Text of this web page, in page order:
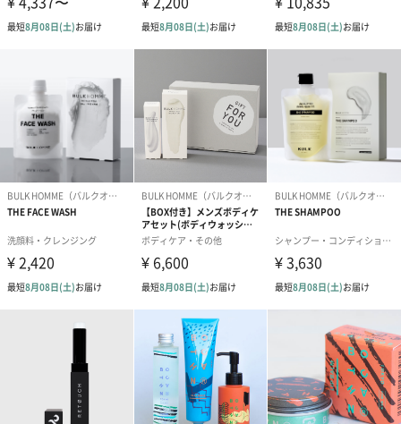
本で全身のボディケアができる。
その秘密は、使い方を変えることにより、クリームが抱える水分
量が変わると、付け心地や保湿感が大きく変わる特殊処方です。
そのまま付けたときの濃厚な保湿感と、濡れた状態で使ったとき
にクリームが水分を含むことによるやや軽めの保湿感を両立させ
ることに成功しました。
体は場所によって乾燥の度合いが違います。場所や好みに合わせ
て、濃厚な保湿にも、さらっと保湿も、どちらにでも対応できる
ことで、適切な保湿感を選んで使う事ができます。保湿感の継続
も重視しました。浸透した保湿成分が肌の内側から、肌の表面に
留まる皮膜が外側から保湿することで、潤いをなるべく長く継続
できる処方です。
１．保湿レベルのカスタムが可能